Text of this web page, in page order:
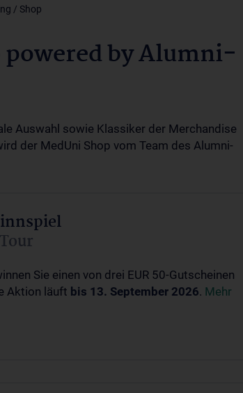
/ Shop
by Alumni-
Auswahl sowie Klassiker der Merchandise
der MedUni Shop vom Team des Alumni-
Sie einen von drei EUR 50-Gutscheinen
Aktion läuft bis 13. September 2026. Mehr